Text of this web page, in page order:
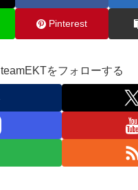
Pinterest
teamEKTをフォローする